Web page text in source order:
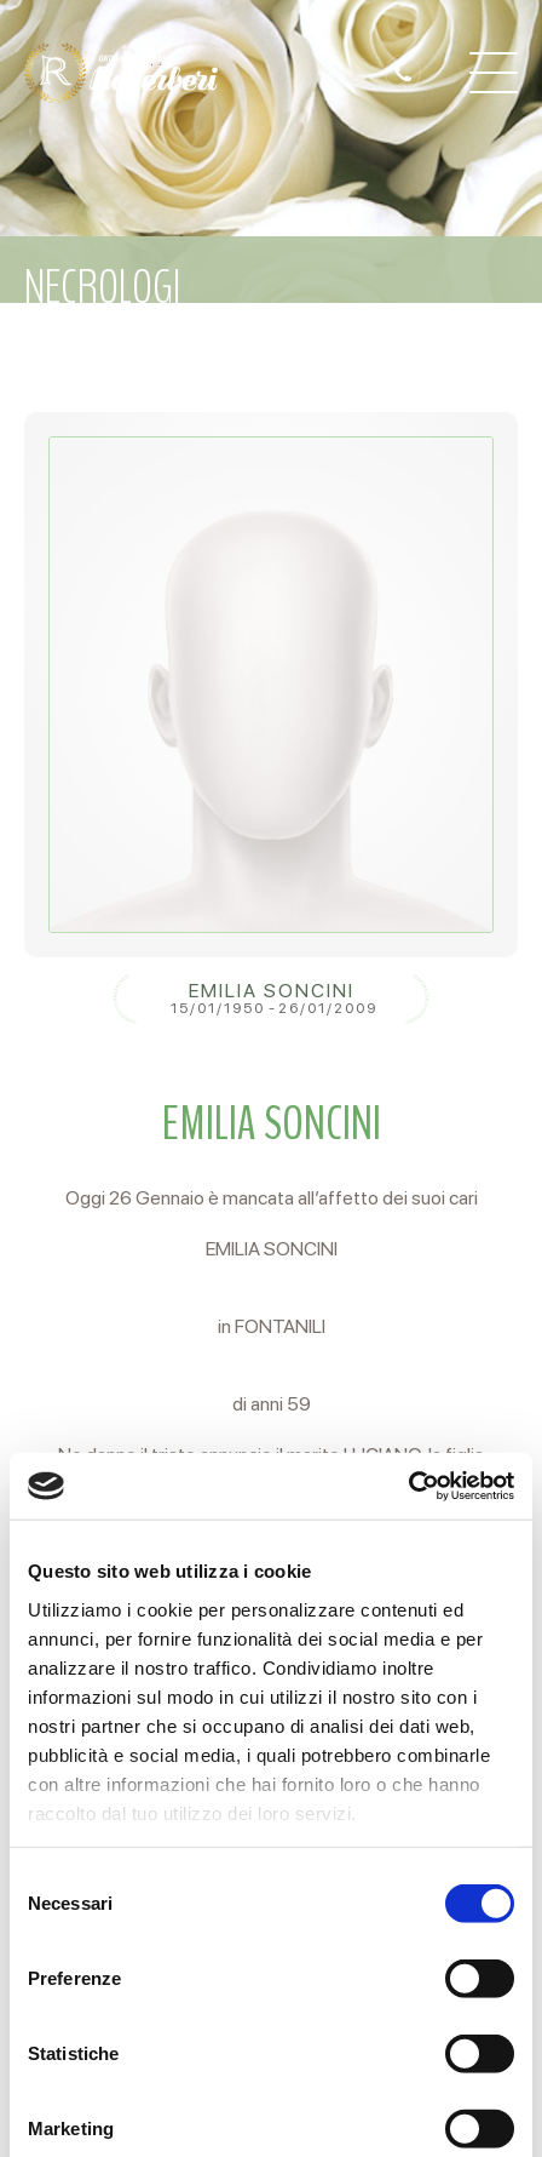
Questo sito web utilizza i cookie
Utilizziamo i cookie per personalizzare contenuti ed
annunci, per fornire funzionalità dei social media e per
analizzare il nostro traffico. Condividiamo inoltre
informazioni sul modo in cui utilizzi il nostro sito con i
nostri partner che si occupano di analisi dei dati web,
pubblicità e social media, i quali potrebbero combinarle
con altre informazioni che hai fornito loro o che hanno
raccolto dal tuo utilizzo dei loro servizi.
delNecessari
Preferenze
Statistiche
Marketing
NECROLOGI
EMILIA SONCINI
15/01/1950 - 26/01/2009
EMILIA SONCINI
Oggi 26 Gennaio è mancata all’affetto dei suoi cari
EMILIA SONCINI
in FONTANILI
di anni 59
Ne danno il triste annuncio il marito LUCIANO, la figlia
15 partendo dall’Arcispedale Santa Maria Nuova, ove avrà
luogo la funzione religiosa, per il cimitero Nuovo di Coviolo. Il
corteo funebre si formerà nei pressi del parcheggio.
Non fiori, ma eventuali offerte a “Casa Madonna
dell’Uliveto” presso Credem sede di Albinea iban
IT86N0303266130010000007000.